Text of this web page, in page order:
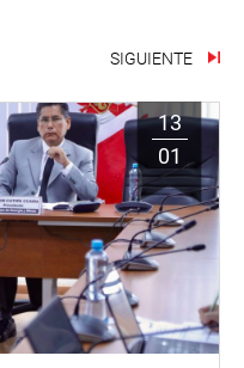
SIGUIENTE
13
01